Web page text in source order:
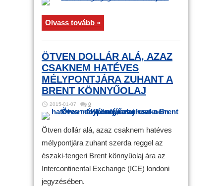
Olvass tovább »
ÖTVEN DOLLÁR ALÁ, AZAZ
CSAKNEM HATÉVES
MÉLYPONTJÁRA ZUHANT A
BRENT KÖNNYŰOLAJ
2015-01-07 0
Ötven dollár alá, azaz csaknem hatéves
mélypontjára zuhant szerda reggel az
északi-tengeri Brent könnyűolaj ára az
Intercontinental Exchange (ICE) londoni
jegyzésében.